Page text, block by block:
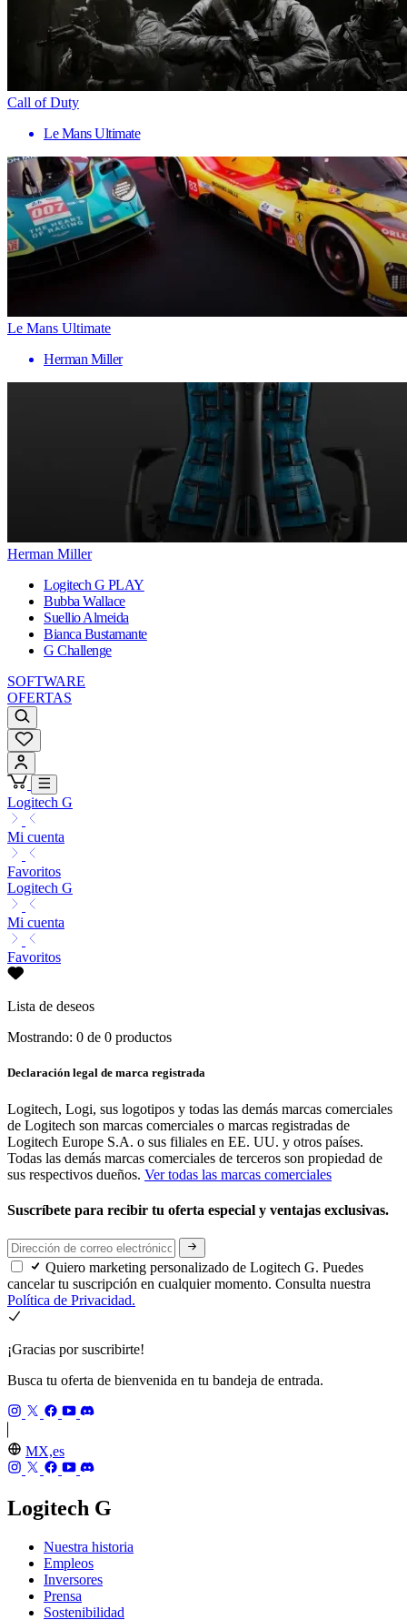
Call of Duty
Le Mans Ultimate
Le Mans Ultimate
Herman Miller
Herman Miller
Logitech G PLAY
Bubba Wallace
Suellio Almeida
Bianca Bustamante
G Challenge
SOFTWARE
OFERTAS
Logitech G
Mi cuenta
Favoritos
Logitech G
Mi cuenta
Favoritos
Lista de deseos
Mostrando: 0 de 0 productos
Declaración legal de marca registrada
Logitech, Logi, sus logotipos y todas las demás marcas comerciales
de Logitech son marcas comerciales o marcas registradas de
Logitech Europe S.A. o sus filiales en EE. UU. y otros países.
Todas las demás marcas comerciales de terceros son propiedad de
sus respectivos dueños. Ver todas las marcas comerciales
Suscríbete para recibir tu oferta especial y ventajas exclusivas.
Quiero marketing personalizado de Logitech G. Puedes
cancelar tu suscripción en cualquier momento. Consulta nuestra
Política de Privacidad.
¡Gracias por suscribirte!
Busca tu oferta de bienvenida en tu bandeja de entrada.
MX,es
Logitech G
Nuestra historia
Empleos
Inversores
Prensa
Sostenibilidad